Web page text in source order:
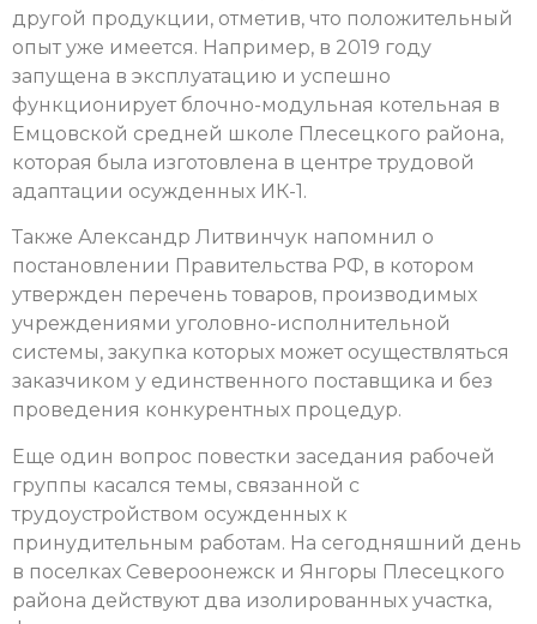
другой продукции, отметив, что положительный
опыт уже имеется. Например, в 2019 году
запущена в эксплуатацию и успешно
функционирует блочно-модульная котельная в
Емцовской средней школе Плесецкого района,
которая была изготовлена в центре трудовой
адаптации осужденных ИК-1.
Также Александр Литвинчук напомнил о
постановлении Правительства РФ, в котором
утвержден перечень товаров, производимых
учреждениями уголовно-исполнительной
системы, закупка которых может осуществляться
заказчиком у единственного поставщика и без
проведения конкурентных процедур.
Еще один вопрос повестки заседания рабочей
группы касался темы, связанной с
трудоустройством осужденных к
принудительным работам. На сегодняшний день
в поселках Североонежск и Янгоры Плесецкого
района действуют два изолированных участка,